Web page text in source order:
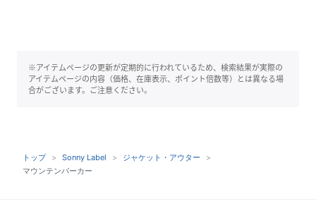
※アイテムページの更新が定期的に行われているため、検索結果が実際の
アイテムページの内容（価格、在庫表示、ポイント倍数等）とは異なる場
合がございます。ご注意ください。
トップ Sonny Label
ジャケット・アウター
マウンテンパーカー